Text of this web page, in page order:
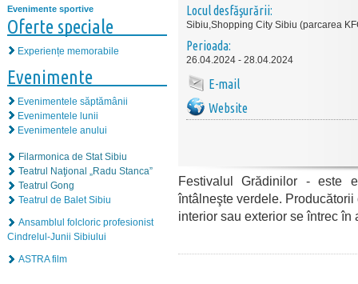
Evenimente sportive
Oferte speciale
Experiențe memorabile
Evenimente
Evenimentele săptămânii
Evenimentele lunii
Evenimentele anului
Filarmonica de Stat Sibiu
Teatrul Naţional „Radu Stanca”
Teatrul Gong
Teatrul de Balet Sibiu
Ansamblul folcloric profesionist
Cindrelul-Junii Sibiului
ASTRA film
Locul desfăşurării:
Sibiu,Shopping City Sibiu (parcarea
Perioada:
26.04.2024 - 28.04.2024
E-mail
Website
Festivalul Grădinilor - este
întâlneşte verdele.
interior sau exterior se întrec